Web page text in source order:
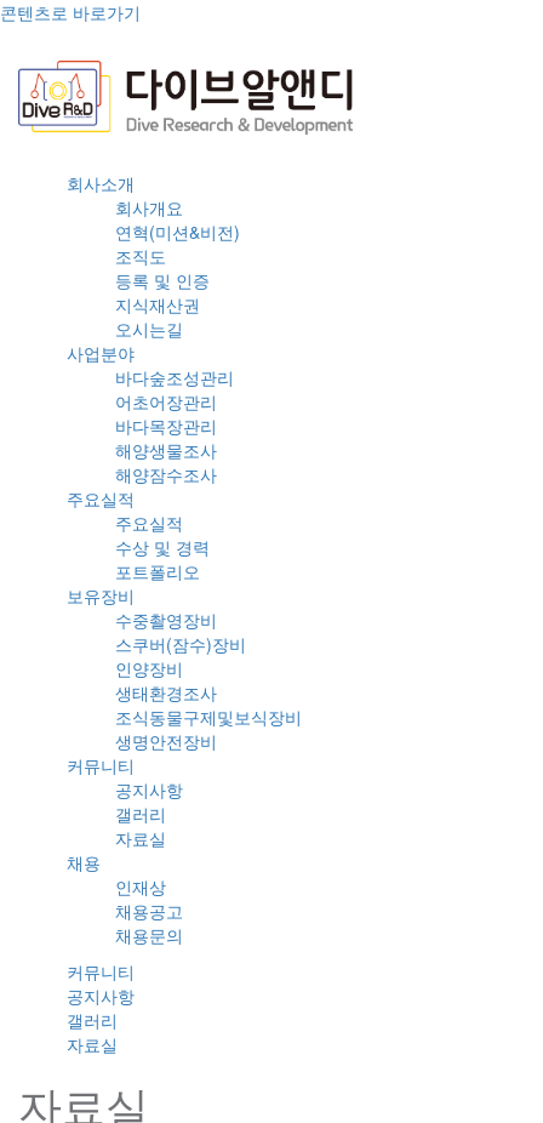
콘텐츠로 바로가기
회사소개
회사개요
연혁(미션&비전)
조직도
등록 및 인증
지식재산권
오시는길
사업분야
바다숲조성관리
어초어장관리
바다목장관리
해양생물조사
해양잠수조사
주요실적
주요실적
수상 및 경력
포트폴리오
보유장비
수중촬영장비
스쿠버(잠수)장비
인양장비
생태환경조사
조식동물구제및보식장비
생명안전장비
커뮤니티
공지사항
갤러리
자료실
채용
인재상
채용공고
채용문의
커뮤니티
공지사항
갤러리
자료실
자료실